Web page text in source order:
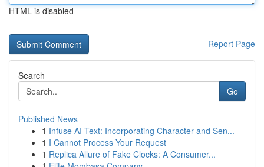
HTML is disabled
Report Page
Search
Go
Published News
1 Infuse AI Text: Incorporating Character and Sen...
1 I Cannot Process Your Request
1 Replica Allure of Fake Clocks: A Consumer...